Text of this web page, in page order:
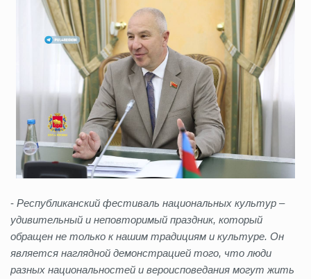
- Республиканский фестиваль национальных культур –
удивительный и неповторимый праздник, который
обращен не только к нашим традициям и культуре. Он
является наглядной демонстрацией того, что люди
разных национальностей и вероисповедания могут жить